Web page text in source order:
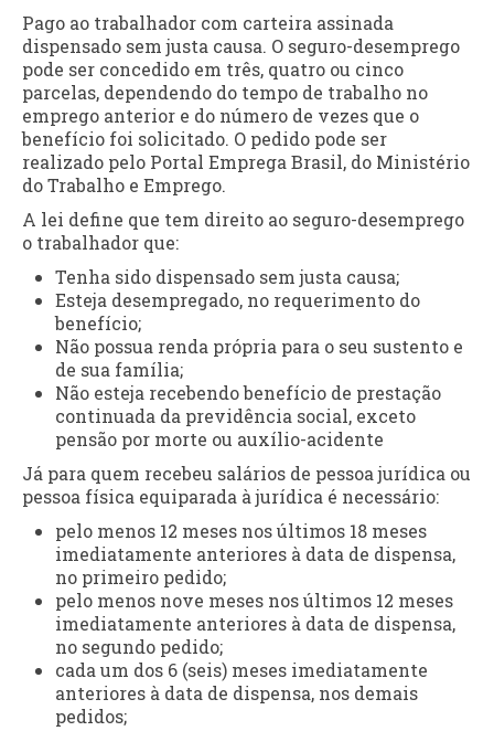
Pago ao trabalhador com carteira assinada
dispensado sem justa causa. O seguro-desemprego
pode ser concedido em três, quatro ou cinco
parcelas, dependendo do tempo de trabalho no
emprego anterior e do número de vezes que o
benefício foi solicitado. O pedido pode ser
realizado pelo Portal Emprega Brasil, do Ministério
do Trabalho e Emprego.
A lei define que tem direito ao seguro-desemprego
o trabalhador que:
Tenha sido dispensado sem justa causa;
Esteja desempregado, no requerimento do
benefício;
Não possua renda própria para o seu sustento e
de sua família;
Não esteja recebendo benefício de prestação
continuada da previdência social, exceto
pensão por morte ou auxílio-acidente
Já para quem recebeu salários de pessoa jurídica ou
pessoa física equiparada à jurídica é necessário:
pelo menos 12 meses nos últimos 18 meses
imediatamente anteriores à data de dispensa,
no primeiro pedido;
pelo menos nove meses nos últimos 12 meses
imediatamente anteriores à data de dispensa,
no segundo pedido;
cada um dos 6 (seis) meses imediatamente
anteriores à data de dispensa, nos demais
pedidos;